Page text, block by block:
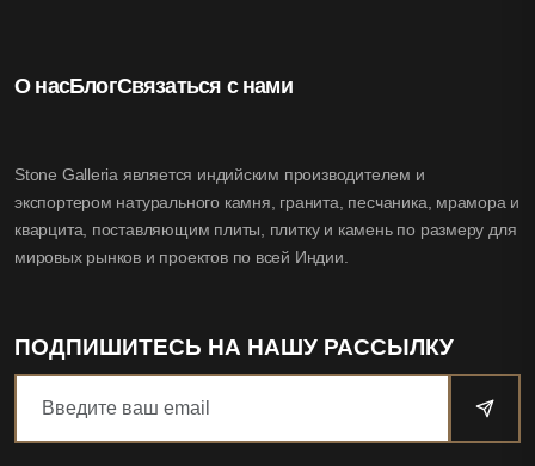
О насБлогСвязаться с нами
Stone Galleria является индийским производителем и
экспортером натурального камня, гранита, песчаника, мрамора и
кварцита, поставляющим плиты, плитку и камень по размеру для
мировых рынков и проектов по всей Индии.
ПОДПИШИТЕСЬ НА НАШУ РАССЫЛКУ